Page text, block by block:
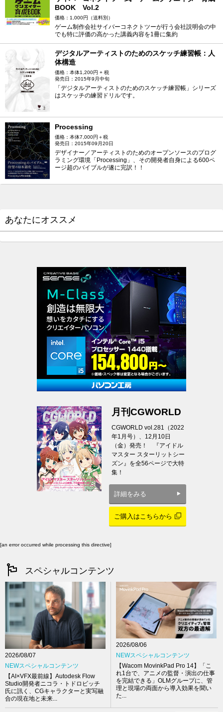
BOOK Vol.2
価格：1,000円（送料別）
ゲーム制作会社サイバーコネクトツーが行う会社説明会の中
でも特に評価の高かった講義内容を1冊に集約
デジタルアーティストのためのスケッチ練習帳：人
体構造
価格：本体1,200円 + 税
発売日：2015年9月中旬
「デジタルアーティストのためのスケッチ練習帳」シリーズ
はスケッチの練習ドリルです。
Processing
価格：本体7,000円＋税
発売日：2015年09月20日
デザイナー／アーティストのためのオープンソースのプログ
ラミング環境「Processing」、その開発者自身による600ペ
ージ超のバイブルが遂に完訳！！
あなたにオススメ
月刊CGWORLD
CGWORLD vol.281（2022
年1月号）、12月10日
（金）発売！ 『アイドル
マスター スターリットシー
ズン』を全56ページで大特
集！
詳細をみる
ご購入はこちらから
[an error occurred while processing this directive]
スペシャルコンテンツ
2026/08/07
NEWスペシャルコンテンツ
【AI×VFX最前線】Autodesk Flow
Studio開発者ニコラ・トドロビッチ
氏に訊く、CGキャラクターと実写融
合の現在地と未来...
2026/08/06
NEWスペシャルコンテンツ
【Wacom MovinkPad Pro 14】「こ
れ1台で、アニメの監督・演出の仕事
を完結できる」OLMグループに、管
理と現場の両面から導入効果を聞い
た...